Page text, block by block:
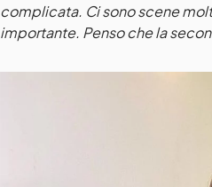
complicata. Ci sono scene
importante. Penso che la